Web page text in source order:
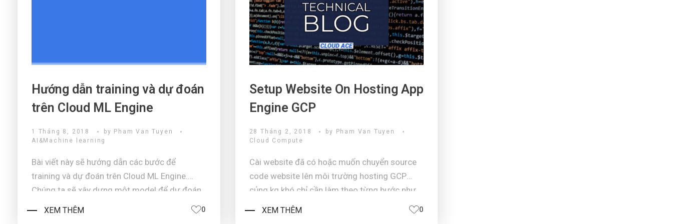
Hướng dẫn training và dự đoán
trên Cloud ML Engine
1 Tháng 8, 2018 by Pham Van Tuyen
AI&Machine learning
Bài viết này sẽ hướng dẫn các bước để
training và dự đoán trên Cloud ML Engine.
Chúng ta sẽ xây dựng một model để dự đoán
hai danh mục thu nhập dựa trên Thống kê thu
XEM THÊM 0
Setup Website On Hosting App
Engine GCP
28 Tháng 2, 2018 by Pham Van Tuyen
Cloud Compute
Cài website đã có hoặc muốn chuyển source
code website lên môi trường hosting GCP
củng kg khó chỉ cần làm theo từng bước như
sau: Bước 1: Để làm việc trên GCP việc đầu
XEM THÊM 0